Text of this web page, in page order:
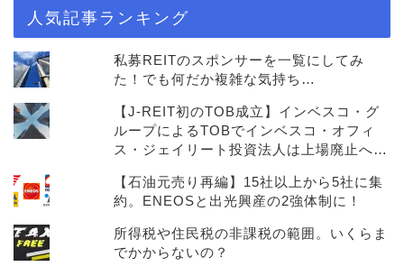
人気記事ランキング
私募REITのスポンサーを一覧にしてみ
た！でも何だか複雑な気持ち…
【J-REIT初のTOB成立】インベスコ・グ
ループによるTOBでインベスコ・オフィ
ス・ジェイリート投資法人は上場廃止へ…
【石油元売り再編】15社以上から5社に集
約。ENEOSと出光興産の2強体制に！
所得税や住民税の非課税の範囲。いくらま
でかからないの？